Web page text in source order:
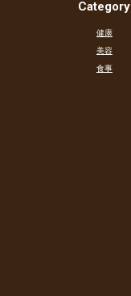
Category
健康
美容
食事